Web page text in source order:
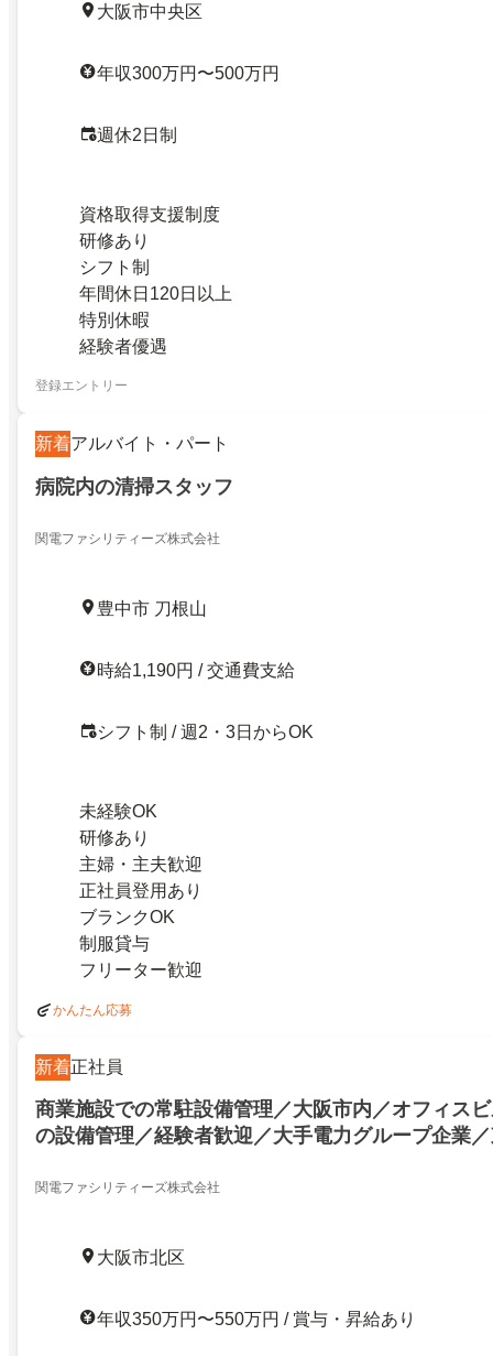
大阪市中央区
年収300万円〜500万円
週休2日制
資格取得支援制度
研修あり
シフト制
年間休日120日以上
特別休暇
経験者優遇
登録エントリー
新着アルバイト・パート
病院内の清掃スタッフ
関電ファシリティーズ株式会社
豊中市 刀根山
時給1,190円 / 交通費支給
シフト制 / 週2・3日からOK
未経験OK
研修あり
主婦・主夫歓迎
正社員登用あり
ブランクOK
制服貸与
フリーター歓迎
かんたん応募
新着正社員
商業施設での常駐設備管理／大阪市内／オフィス
の設備管理／経験者歓迎／大手電力グループ企業
関電ファシリティーズ株式会社
大阪市北区
年収350万円〜550万円 / 賞与・昇給あり